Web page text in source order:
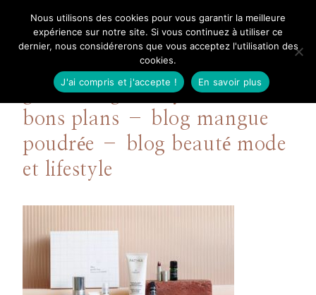
contenuMangue Poudrée
goodie bag oh my cream –
bons plans – blog mangue
poudrée – blog beauté mode
et lifestyle
Nous utilisons des cookies pour vous garantir la meilleure
expérience sur notre site. Si vous continuez à utiliser ce
dernier, nous considérerons que vous acceptez l'utilisation des
cookies.
J'ai compris et j'accepte !
En savoir plus